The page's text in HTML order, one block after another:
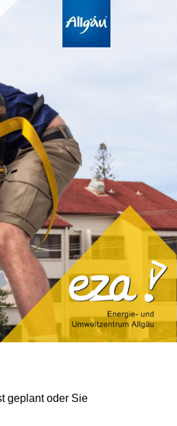
geplant oder Sie